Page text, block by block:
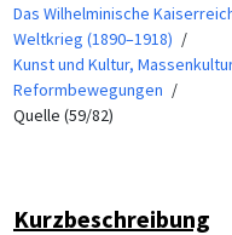
Das Wilhelminische
Weltkrieg (1890–1918)
Kunst und Kultur,
Reformbewegungen
Quelle (59/82)
Kurzbeschreibung